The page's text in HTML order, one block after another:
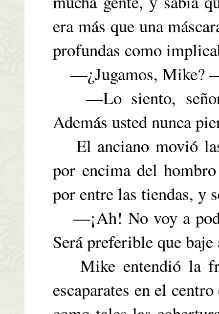
era más que una
profundas como
—¿Jugamos, Mike?
—Lo siento, señor
Además usted nunca
El anciano movió
por encima del
por entre las tiendas, y
—¡Ah! No voy a
Será preferible que
Mike entendió la
escaparates en el